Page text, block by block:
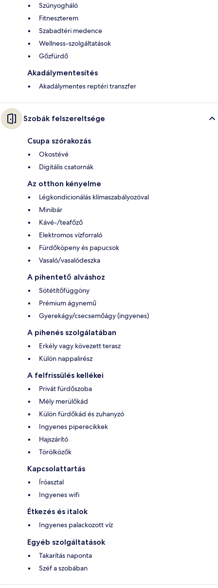
Szúnyogháló
Fitneszterem
Szabadtéri medence
Wellness-szolgáltatások
Gőzfürdő
Akadálymentesítés
Akadálymentes reptéri transzfer
Szobák felszereltsége
Csupa szórakozás
Okostévé
Digitális csatornák
Az otthon kényelme
Légkondicionálás klímaszabályozóval
Minibár
Kávé-/teafőző
Elektromos vízforraló
Fürdőköpeny és papucsok
Vasaló/vasalódeszka
A pihentető alváshoz
Sötétítőfüggöny
Prémium ágynemű
Gyerekágy/csecsemőágy (ingyenes)
A pihenés szolgálatában
Erkély vagy kövezett terasz
Külön nappalirész
A felfrissülés kellékei
Privát fürdőszoba
Mély merülőkád
Külön fürdőkád és zuhanyzó
Ingyenes piperecikkek
Hajszárító
Törölközők
Kapcsolattartás
Íróasztal
Ingyenes wifi
Étkezés és italok
Ingyenes palackozott víz
Egyéb szolgáltatások
Takarítás naponta
Széf a szobában